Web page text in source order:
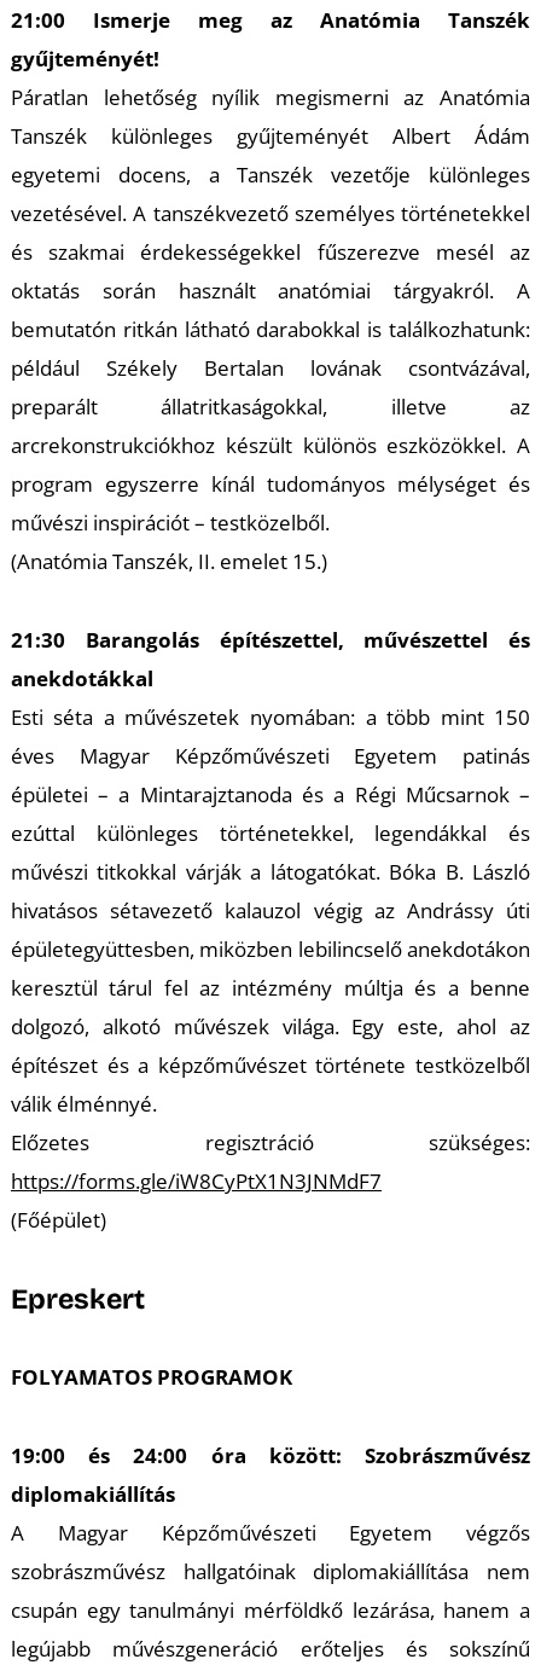
21:00 Ismerje meg az Anatómia Tanszék
gyűjteményét!
Páratlan lehetőség nyílik megismerni az Anatómia
Tanszék különleges gyűjteményét Albert Ádám
egyetemi docens, a Tanszék vezetője különleges
vezetésével. A tanszékvezető személyes történetekkel
és szakmai érdekességekkel fűszerezve mesél az
oktatás során használt anatómiai tárgyakról. A
bemutatón ritkán látható darabokkal is találkozhatunk:
például Székely Bertalan lovának csontvázával,
preparált állatritkaságokkal, illetve az
arcrekonstrukciókhoz készült különös eszközökkel. A
program egyszerre kínál tudományos mélységet és
művészi inspirációt – testközelből.
(Anatómia Tanszék, II. emelet 15.)
21:30 Barangolás építészettel, művészettel és
anekdotákkal
Esti séta a művészetek nyomában: a több mint 150
éves Magyar Képzőművészeti Egyetem patinás
épületei – a Mintarajztanoda és a Régi Műcsarnok –
ezúttal különleges történetekkel, legendákkal és
művészi titkokkal várják a látogatókat. Bóka B. László
hivatásos sétavezető kalauzol végig az Andrássy úti
épületegyüttesben, miközben lebilincselő anekdotákon
keresztül tárul fel az intézmény múltja és a benne
dolgozó, alkotó művészek világa. Egy este, ahol az
építészet és a képzőművészet története testközelből
válik élménnyé.
Előzetes regisztráció szükséges:
https://forms.gle/iW8CyPtX1N3JNMdF7
(Főépület)
Epreskert
FOLYAMATOS PROGRAMOK
19:00 és 24:00 óra között: Szobrászművész
diplomakiállítás
A Magyar Képzőművészeti Egyetem végzős
szobrászművész hallgatóinak diplomakiállítása nem
csupán egy tanulmányi mérföldkő lezárása, hanem a
legújabb művészgeneráció erőteljes és sokszínű